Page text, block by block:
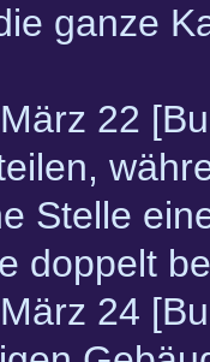
ganze
22
Stelle
doppelt
24